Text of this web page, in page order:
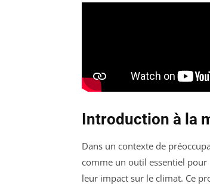
Introduction à la
Dans un contexte de
comme un outil essentiel pour
leur impact sur le climat. Ce